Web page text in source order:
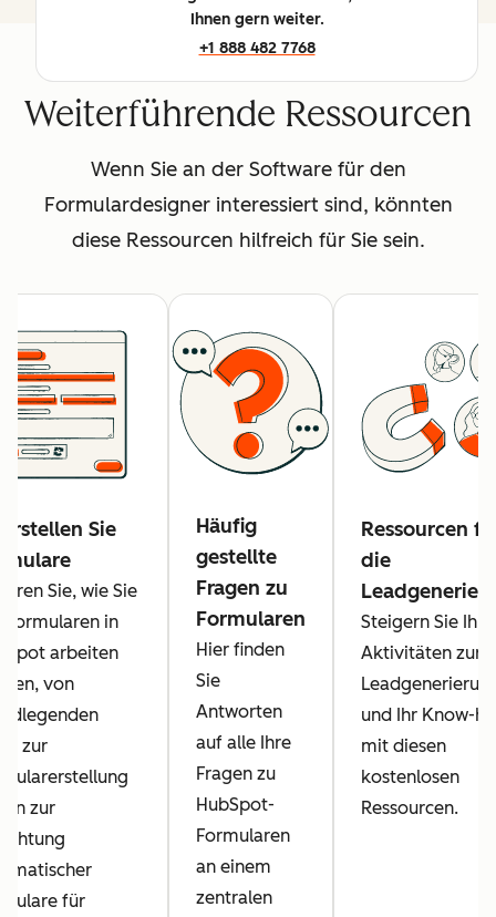
Ihnen gern weiter.
+1 888 482 7768
Weiterführende Ressourcen
Wenn Sie an der Software für den
Formulardesigner interessiert sind, könnten
diese Ressourcen hilfreich für Sie sein.
Sie
Sie, wie Sie
in
arbeiten
von
zur
zur
für
Häufig
gestellte
Fragen zu
Formularen
Hier finden
Sie
Antworten
auf alle Ihre
Fragen zu
HubSpot-
Formularen
an einem
zentralen
Ressourcen
die
Steigern Sie Ihre
Aktivitäten zur
und Ihr Know-
mit diesen
kostenlosen
Ressourcen.